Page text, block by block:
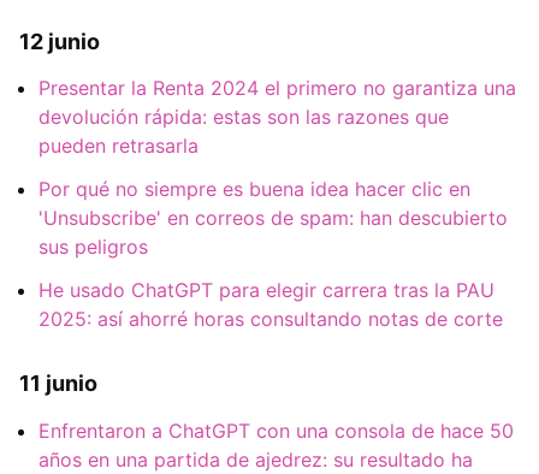
12 junio
Presentar la Renta 2024 el primero no garantiza una
devolución rápida: estas son las razones que
pueden retrasarla
Por qué no siempre es buena idea hacer clic en
'Unsubscribe' en correos de spam: han descubierto
sus peligros
He usado ChatGPT para elegir carrera tras la PAU
2025: así ahorré horas consultando notas de corte
11 junio
Enfrentaron a ChatGPT con una consola de hace 50
años en una partida de ajedrez: su resultado ha